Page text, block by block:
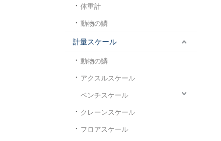
体重計
動物の鱗
計量スケール
動物の鱗
アクスルスケール
ベンチスケール
クレーンスケール
フロアスケール